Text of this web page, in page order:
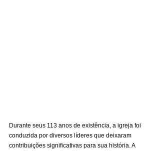
Durante seus 113 anos de existência, a igreja foi
conduzida por diversos líderes que deixaram
contribuições significativas para sua história. A